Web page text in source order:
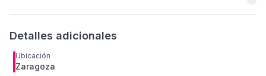
Detalles adicionales
Ubicación
Zaragoza